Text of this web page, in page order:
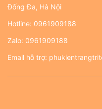
Đống Đa, Hà Nội
Hotline: 0961909188
Zalo: 0961909188
Email hỗ trợ: